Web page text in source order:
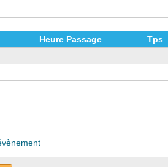
Heure Passage Tps